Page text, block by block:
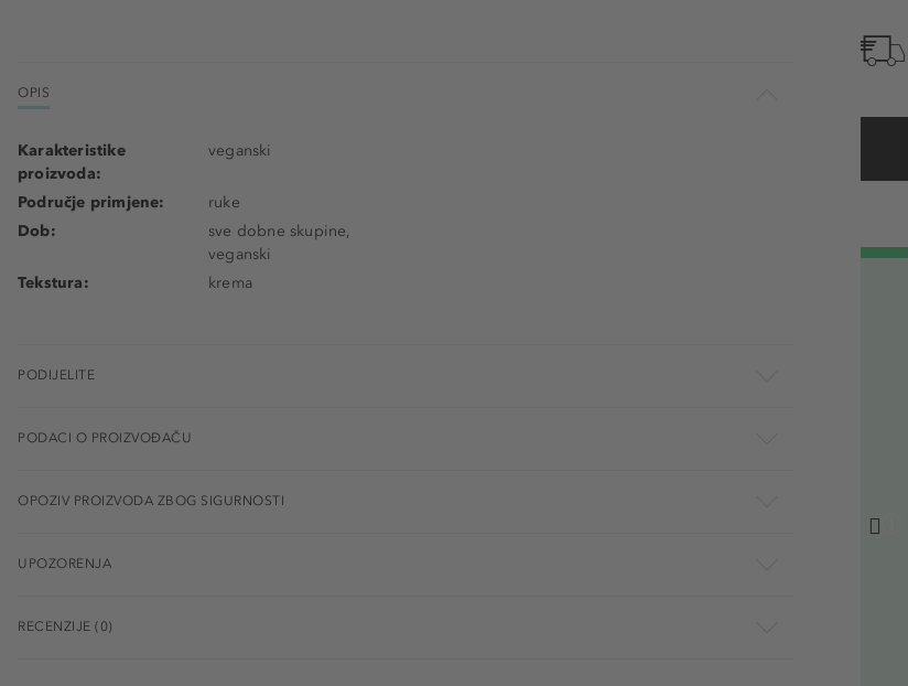
OPIS
Karakteristike
proizvoda:
veganski
Područje primjene:
ruke
Dob:
sve dobne skupine,
veganski
Tekstura:
krema
PODIJELITE
PODACI O PROIZVOĐAČU
OPOZIV PROIZVODA ZBOG SIGURNOSTI
UPOZORENJA
RECENZIJE (0)